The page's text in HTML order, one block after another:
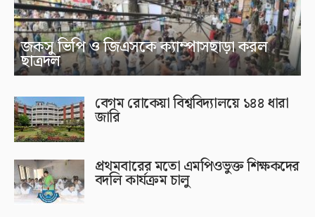
জকসু ভিপি ও জিএসকে ক্যাম্পাসছাড়া করল
ছাত্রদল
বেগম রোকেয়া বিশ্ববিদ্যালয়ে ১৪৪ ধারা
জারি
প্রথমবারের মতো এমপিওভুক্ত শিক্ষকদের
বদলি কার্যক্রম চালু